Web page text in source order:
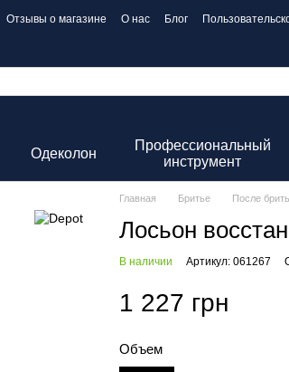
Отзывы о магазине О нас Блог
Одеколон
Профессиональный
инструмент
Главная Бритье После
Лосьон
В наличии Артикул: 061267
1 227 грн
Объем